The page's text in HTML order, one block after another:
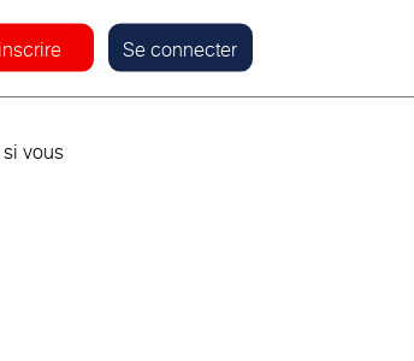
Se connecter
vous